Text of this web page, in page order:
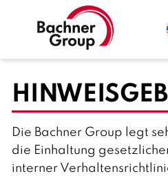
a
u
a
g
.
Die Bachner Group legt
die Einhaltung
interner